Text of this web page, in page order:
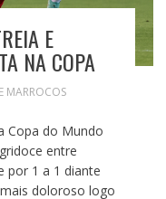
E
NA COPA
MARROCOS
Copa do Mundo
entre
por 1 a 1 diante
doloroso logo